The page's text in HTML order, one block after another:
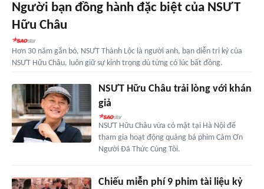
Người bạn đồng hành đặc biệt của NSƯT
Hữu Châu
Hơn 30 năm gắn bó, NSƯT Thành Lộc là người anh, bạn diễn tri kỷ của
NSƯT Hữu Châu, luôn giữ sự kính trọng dù từng có lúc bất đồng.
NSƯT Hữu Châu trải lòng với khán
giả
NSƯT Hữu Châu vừa có mặt tại Hà Nội để
tham gia hoạt động quảng bá phim Cảm Ơn
Người Đã Thức Cùng Tôi.
Chiếu miễn phí 9 phim tài liệu kỷ